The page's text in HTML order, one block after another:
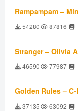
Rampampam –
54280 87816
Stranger – Olivia
46590 77987
Golden Rules –
37135 63092